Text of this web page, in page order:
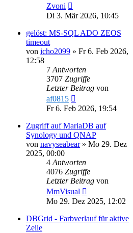
Zvoni
Di 3. Mär 2026, 10:45
gelöst: MS-SQL ADO ZEOS
timeout
von icho2099 » Fr 6. Feb 2026,
12:58
7 Antworten
3707 Zugriffe
Letzter Beitrag von
af0815
Fr 6. Feb 2026, 19:54
Zugriff auf MariaDB auf
Synology und QNAP
von navyseabear» Mo 29. Dez
2025, 00:00
4 Antworten
4076 Zugriffe
Letzter Beitrag von
MmVisual
Mo 29. Dez 2025, 12:02
DBGrid - Farbverlauf für aktive
Zeile